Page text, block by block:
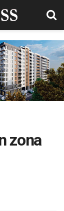
zona